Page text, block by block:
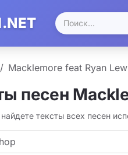
Macklemore feat Ryan
песен
тексты всех песен